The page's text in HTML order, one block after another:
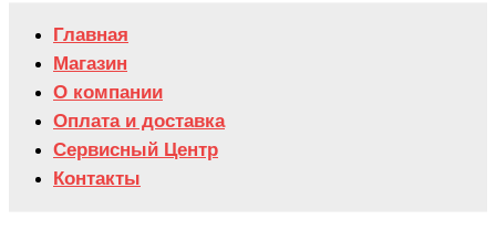
Главная
Магазин
О компании
Оплата и доставка
Сервисный Центр
Контакты